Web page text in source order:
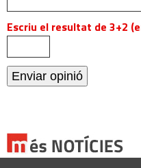
Escriu el resultat de 3+2